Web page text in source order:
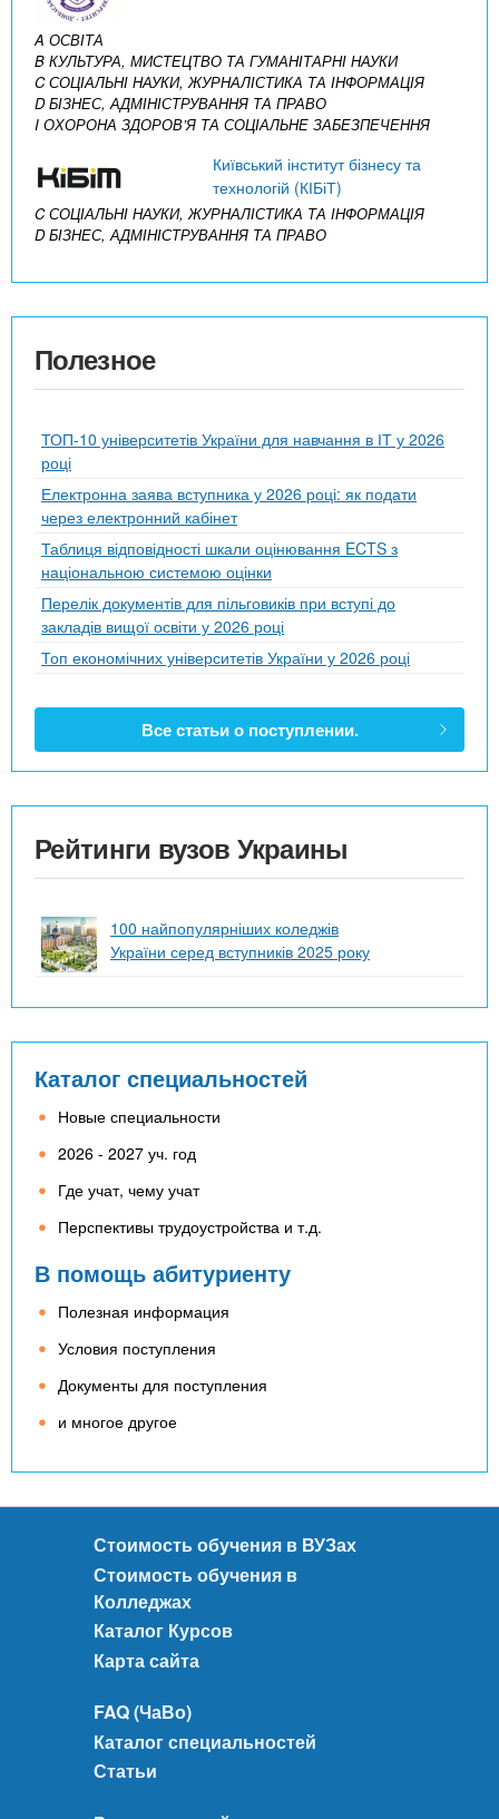
A ОСВІТА
B КУЛЬТУРА, МИСТЕЦТВО ТА ГУМАНІТАРНІ НАУКИ
C СОЦІАЛЬНІ НАУКИ, ЖУРНАЛІСТИКА ТА ІНФОРМАЦІЯ
D БІЗНЕС, АДМІНІСТРУВАННЯ ТА ПРАВО
I ОХОРОНА ЗДОРОВ’Я ТА СОЦІАЛЬНЕ ЗАБЕЗПЕЧЕННЯ
Київський інститут бізнесу та
технологій (КІБіТ)
C СОЦІАЛЬНІ НАУКИ, ЖУРНАЛІСТИКА ТА ІНФОРМАЦІЯ
D БІЗНЕС, АДМІНІСТРУВАННЯ ТА ПРАВО
Полезное
ТОП-10 університетів України для навчання в ІТ у 2026
році
Електронна заява вступника у 2026 році: як подати
через електронний кабінет
Таблиця відповідності шкали оцінювання ECTS з
національною системою оцінки
Перелік документів для пільговиків при вступі до
закладів вищої освіти у 2026 році
Топ економічних університетів України у 2026 році
Все статьи о поступлении.
Рейтинги вузов Украины
100 найпопулярніших коледжів
України серед вступників 2025 року
Каталог специальностей
Новые специальности
2026 - 2027 уч. год
Где учат, чему учат
Перспективы трудоустройства и т.д.
В помощь абитуриенту
Полезная информация
Условия поступления
Документы для поступления
и многое другое
Стоимость обучения в ВУЗах
Стоимость обучения в
Колледжах
Каталог Курсов
Карта сайта
FAQ (ЧаВо)
Каталог специальностей
Статьи